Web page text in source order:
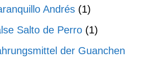
Andrés (1)
Salto de Perro (1)
der Guanchen